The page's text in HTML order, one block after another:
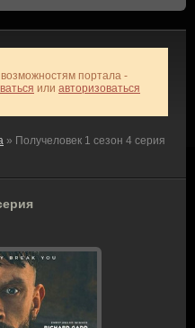
портала -
или авторизоваться
» Получеловек 1 сезон 4 серия